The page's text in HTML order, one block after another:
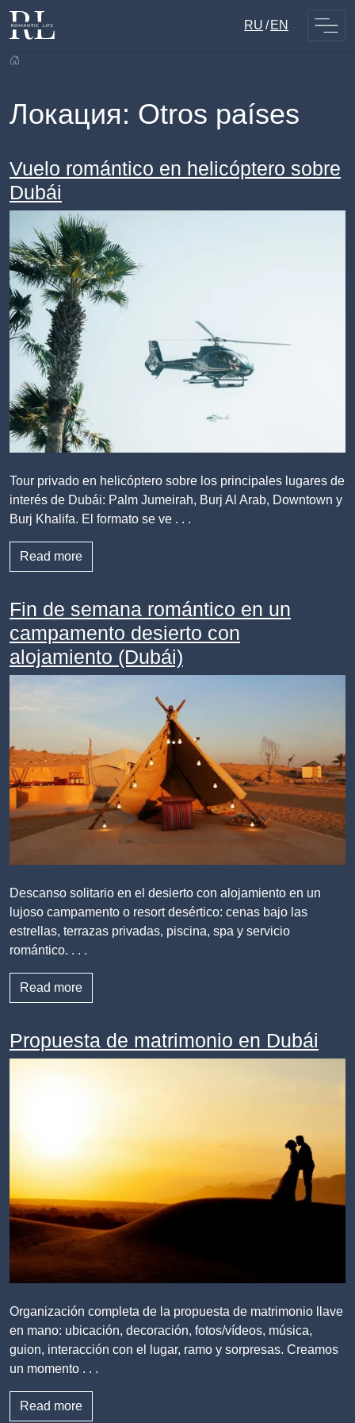
Skip
RU EN
Локация: Otros países
Vuelo romántico en helicóptero sobre
Dubái
Tour privado en helicóptero sobre los principales lugares de
interés de Dubái: Palm Jumeirah, Burj Al Arab, Downtown y
Burj Khalifa. El formato se ve . . .
Read more
Fin de semana romántico en un
campamento desierto con
alojamiento (Dubái)
Descanso solitario en el desierto con alojamiento en un
lujoso campamento o resort desértico: cenas bajo las
estrellas, terrazas privadas, piscina, spa y servicio
romántico. . . .
Read more
Propuesta de matrimonio en Dubái
Organización completa de la propuesta de matrimonio llave
en mano: ubicación, decoración, fotos/vídeos, música,
guion, interacción con el lugar, ramo y sorpresas. Creamos
un momento . . .
Read more